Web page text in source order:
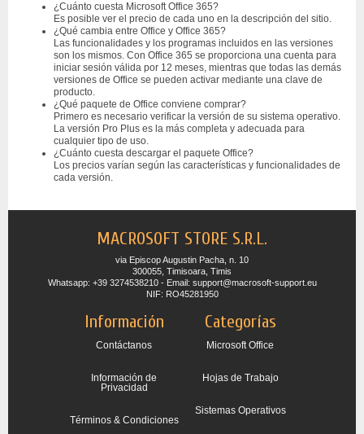
¿Cuánto cuesta Microsoft Office 365?
Es posible ver el precio de cada uno en la descripción del sitio.
¿Qué cambia entre Office y Office 365?
Las funcionalidades y los programas incluidos en las versiones
son los mismos. Con Office 365 se proporciona una cuenta para
iniciar sesión válida por 12 meses, mientras que todas las demás
versiones de Office se pueden activar mediante una clave de
producto.
¿Qué paquete de Office conviene comprar?
Primero es necesario verificar la versión de su sistema operativo.
La versión Pro Plus es la más completa y adecuada para
cualquier tipo de uso.
¿Cuánto cuesta descargar el paquete Office?
Los precios varían según las características y funcionalidades de
cada versión.
MACROSOFT STORE S.R.L.
via Episcop Augustin Pacha, n. 10
300055, Timisoara, Timis
Whatsapp: +39 3274538210 - Email: support@macrosoft-support.eu
NIF: RO45281950
Información
Contáctanos
Información de
Privacidad
Términos & Condiciones
Categorías
Microsoft Office
Hojas de Trabajo
Sistemas Operativos